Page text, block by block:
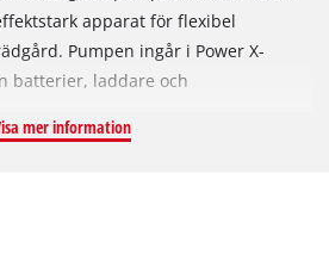
apparat för flexibel
Pumpen ingår i Power X-
batterier, laddare och
Double Runtime Technology och de
mer information